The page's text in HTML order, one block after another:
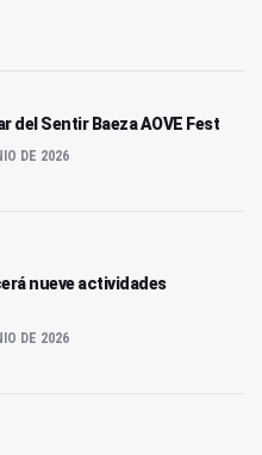
del Sentir Baeza AOVE Fest
DE 2026
nueve actividades
DE 2026